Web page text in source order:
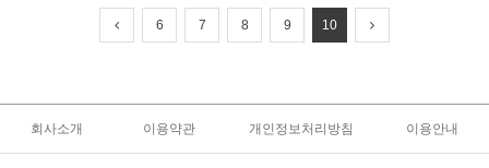
6 7 8 9 10
회사소개 이용약관 개인정보처리방침 이용안내